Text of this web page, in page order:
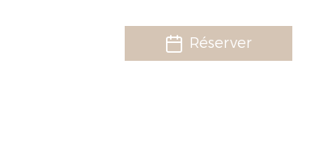
Réserver